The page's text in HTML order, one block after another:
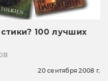
100 лучших
20 сентября 2008 г.